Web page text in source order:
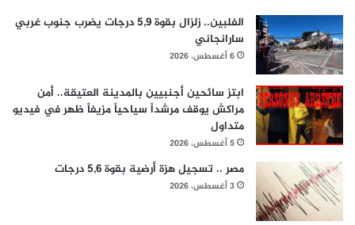
الفلبين.. زلزال بقوة 5,9 درجات يضرب جنوب غربي
سارانجاني
6 أغسطس، 2026
ابتز سائحين أجنبيين بالمدينة العتيقة.. أمن
مراكش يوقف مرشداً سياحياً مزيفاً ظهر في فيديو
متداول
5 أغسطس، 2026
مصر .. تسجيل هزة أرضية بقوة 5,6 درجات
3 أغسطس، 2026